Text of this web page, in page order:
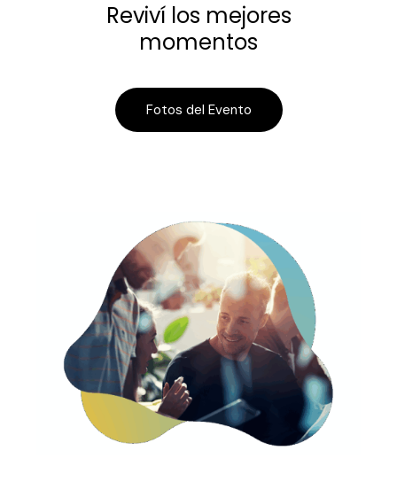
Reviví los mejores
momentos
Fotos del Evento